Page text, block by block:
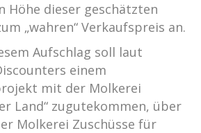
Höhe dieser geschätzten
„wahren“ Verkaufspreis an.
Aufschlag soll laut
einem
mit der Molkerei
Land“ zugutekommen, über
Molkerei Zuschüsse für